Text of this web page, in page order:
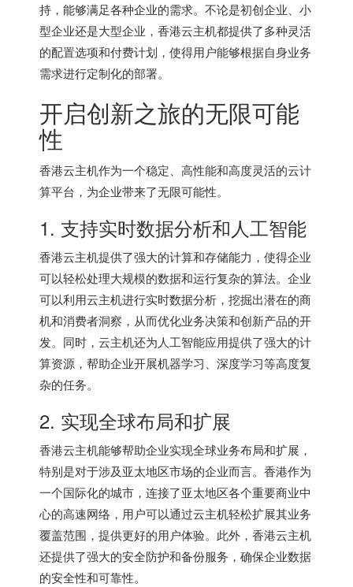
持，能够满足各种企业的需求。不论是初创企业、小
型企业还是大型企业， 香港云主机都提供了多种灵活
的配置选项和付费计划，使得用户能够根据自身业务
需求进行定制化的部署。
开启创新之旅的无限可能
性
香港云主机作为一个稳定、高性能和高度灵活的云计
算平台，为企业带来了无限可能性。
1. 支持实时数据分析和人工智能
香港云主机提供了强大的计算和存储能力，使得企业
可以轻松处理大规模的数据和运行复杂的算法。企业
可以利用云主机进行实时数据分析，挖掘出潜在的商
机和消费者洞察，从而优化业务决策和创新产品的开
发。同时，云主机还为人工智能应用提供了强大的计
算资源，帮助企业开展机器学习、深度学习等高度复
杂的任务。
2. 实现全球布局和扩展
香港云主机能够帮助企业实现全球业务布局和扩展，
特别是对于涉及亚太地区市场的企业而言。香港作为
一个国际化的城市，连接了亚太地区各个重要商业中
心的高速网络，用户可以通过云主机轻松扩展其业务
覆盖范围，提供更好的用户体验。此外，香港云主机
还提供了强大的安全防护和备份服务，确保企业数据
的安全性和可靠性。